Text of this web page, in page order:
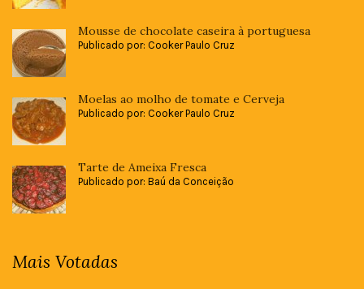
Mousse de chocolate caseira à portuguesa
Publicado por: Cooker Paulo Cruz
Moelas ao molho de tomate e Cerveja
Publicado por: Cooker Paulo Cruz
Tarte de Ameixa Fresca
Publicado por: Baú da Conceição
Mais Votadas